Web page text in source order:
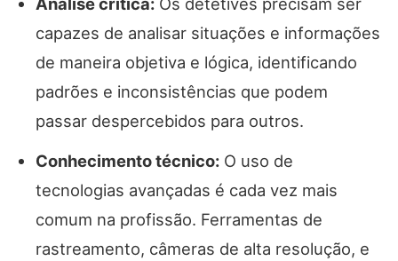
capazes de analisar situações e informações
de maneira objetiva e lógica, identificando
padrões e inconsistências que podem
passar despercebidos para outros.
Conhecimento técnico: O uso de
tecnologias avançadas é cada vez mais
comum na profissão. Ferramentas de
rastreamento, câmeras de alta resolução, e